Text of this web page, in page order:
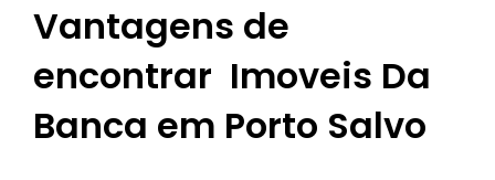
Vantagens de
encontrar Imoveis Da
Banca em Porto Salvo